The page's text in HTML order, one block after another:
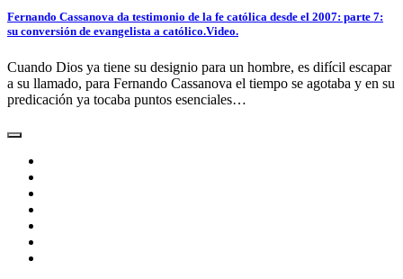
Fernando Cassanova da testimonio de la fe católica desde el 2007: parte 7:
su conversión de evangelista a católico.Video.
Cuando Dios ya tiene su designio para un hombre, es difícil escapar
a su llamado, para Fernando Cassanova el tiempo se agotaba y en su
predicación ya tocaba puntos esenciales…